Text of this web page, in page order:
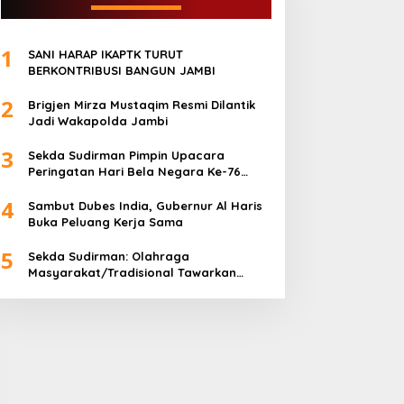
1
SANI HARAP IKAPTK TURUT
BERKONTRIBUSI BANGUN JAMBI
2
Brigjen Mirza Mustaqim Resmi Dilantik
Jadi Wakapolda Jambi
3
Sekda Sudirman Pimpin Upacara
Peringatan Hari Bela Negara Ke-76
4
Sambut Dubes India, Gubernur Al Haris
Buka Peluang Kerja Sama
5
Sekda Sudirman: Olahraga
Masyarakat/Tradisional Tawarkan